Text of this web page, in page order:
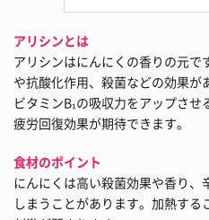
アリシンとは
アリシンはにんにくの香りの元
や抗酸化作用、殺菌などの効果が
ビタミンB₁の吸収力をアップさせ
疲労回復効果が期待できます。
食材のポイント
にんにくは高い殺菌効果や香り、
しまうことがあります。加熱す